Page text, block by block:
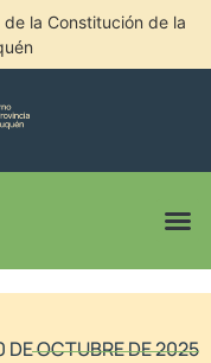
la Constitución de la
DE OCTUBRE DE 2025